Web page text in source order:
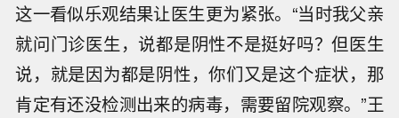
这一看似乐观结果让医生更为紧张。“当时我父亲
就问门诊医生，说都是阴性不是挺好吗？但医生
说，就是因为都是阴性，你们又是这个症状，那
肯定有还没检测出来的病毒，需要留院观察。”王